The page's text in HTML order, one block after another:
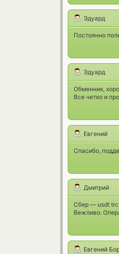
Эдуард
Постоянно
Эдуард
Обменник,
Все четко и
Евгений
Спасибо,
Дмитрий
Сбер — usdt
Вежливо.
Евгений